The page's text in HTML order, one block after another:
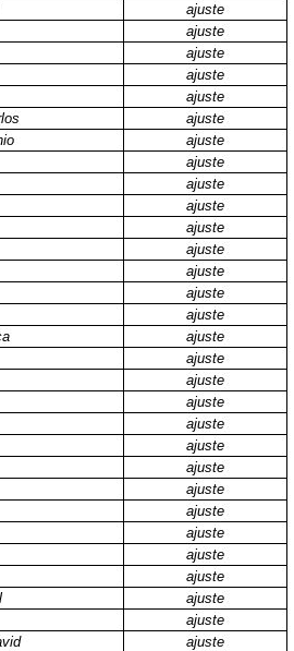
ajuste
ajuste
ajuste
ajuste
ajuste
ajuste
ajuste
ajuste
ajuste
ajuste
ajuste
ajuste
ajuste
ajuste
ajuste
ajuste
ajuste
ajuste
ajuste
ajuste
ajuste
ajuste
ajuste
ajuste
ajuste
ajuste
ajuste
ajuste
ajuste
ajuste